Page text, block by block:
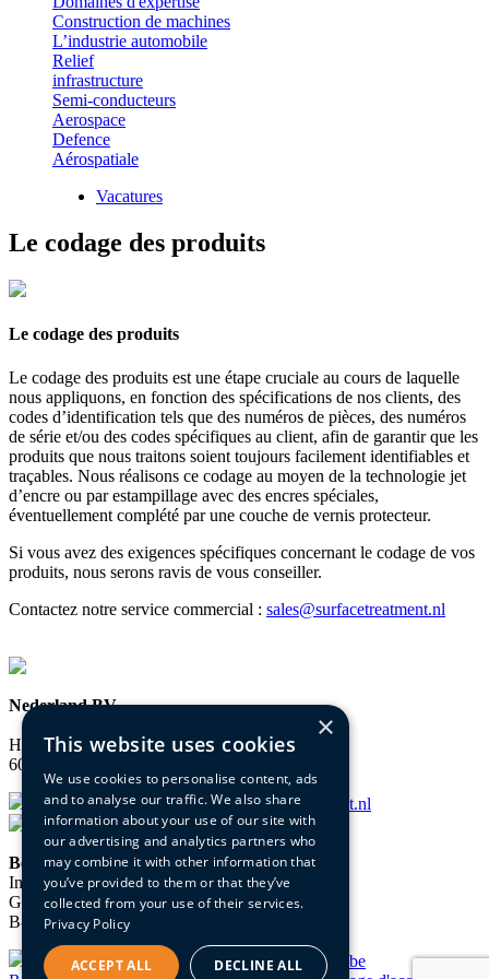
Construction de machines
L’industrie automobile
Relief
infrastructure
Semi-conducteurs
Aerospace
Defence
Aérospatiale
Vacatures
Le codage des produits
Le codage des produits
Le codage des produits est une étape cruciale au cours de laquelle
nous appliquons, en fonction des spécifications de nos clients, des
codes d’identification tels que des numéros de pièces, des numéros
de série et/ou des codes spécifiques au client, afin de garantir que les
produits que nous traitons soient toujours facilement identifiables et
traçables. Nous réalisons ce codage au moyen de la technologie jet
d’encre ou par estampillage avec des encres spéciales,
éventuellement complété par une couche de vernis protecteur.
Si vous avez des exigences spécifiques concernant le codage de vos
produits, nous serons ravis de vous conseiller.
Contactez notre service commercial : sales@surfacetreatment.nl
Nederland BV
Hazenspoor 16
6051 AB Maasbracht (NL)
+31 (0)475-463835 sales@surfacetreatment.nl
Belgium BV
Industrieterrein Veedijk
Grotenhoutlaan 1
B-2300 Turnhout (B)
+32 (0)14-403960
sales@surfacetreatment.be
×
This website uses cookies
We use cookies to personalise content, ads
and to analyse our traffic. We also share
information about your use of our site with
our advertising and analytics partners who
may combine it with other information that
you’ve provided to them or that they’ve
collected from your use of their services.
Privacy Policy
ACCEPT ALL DECLINE ALL